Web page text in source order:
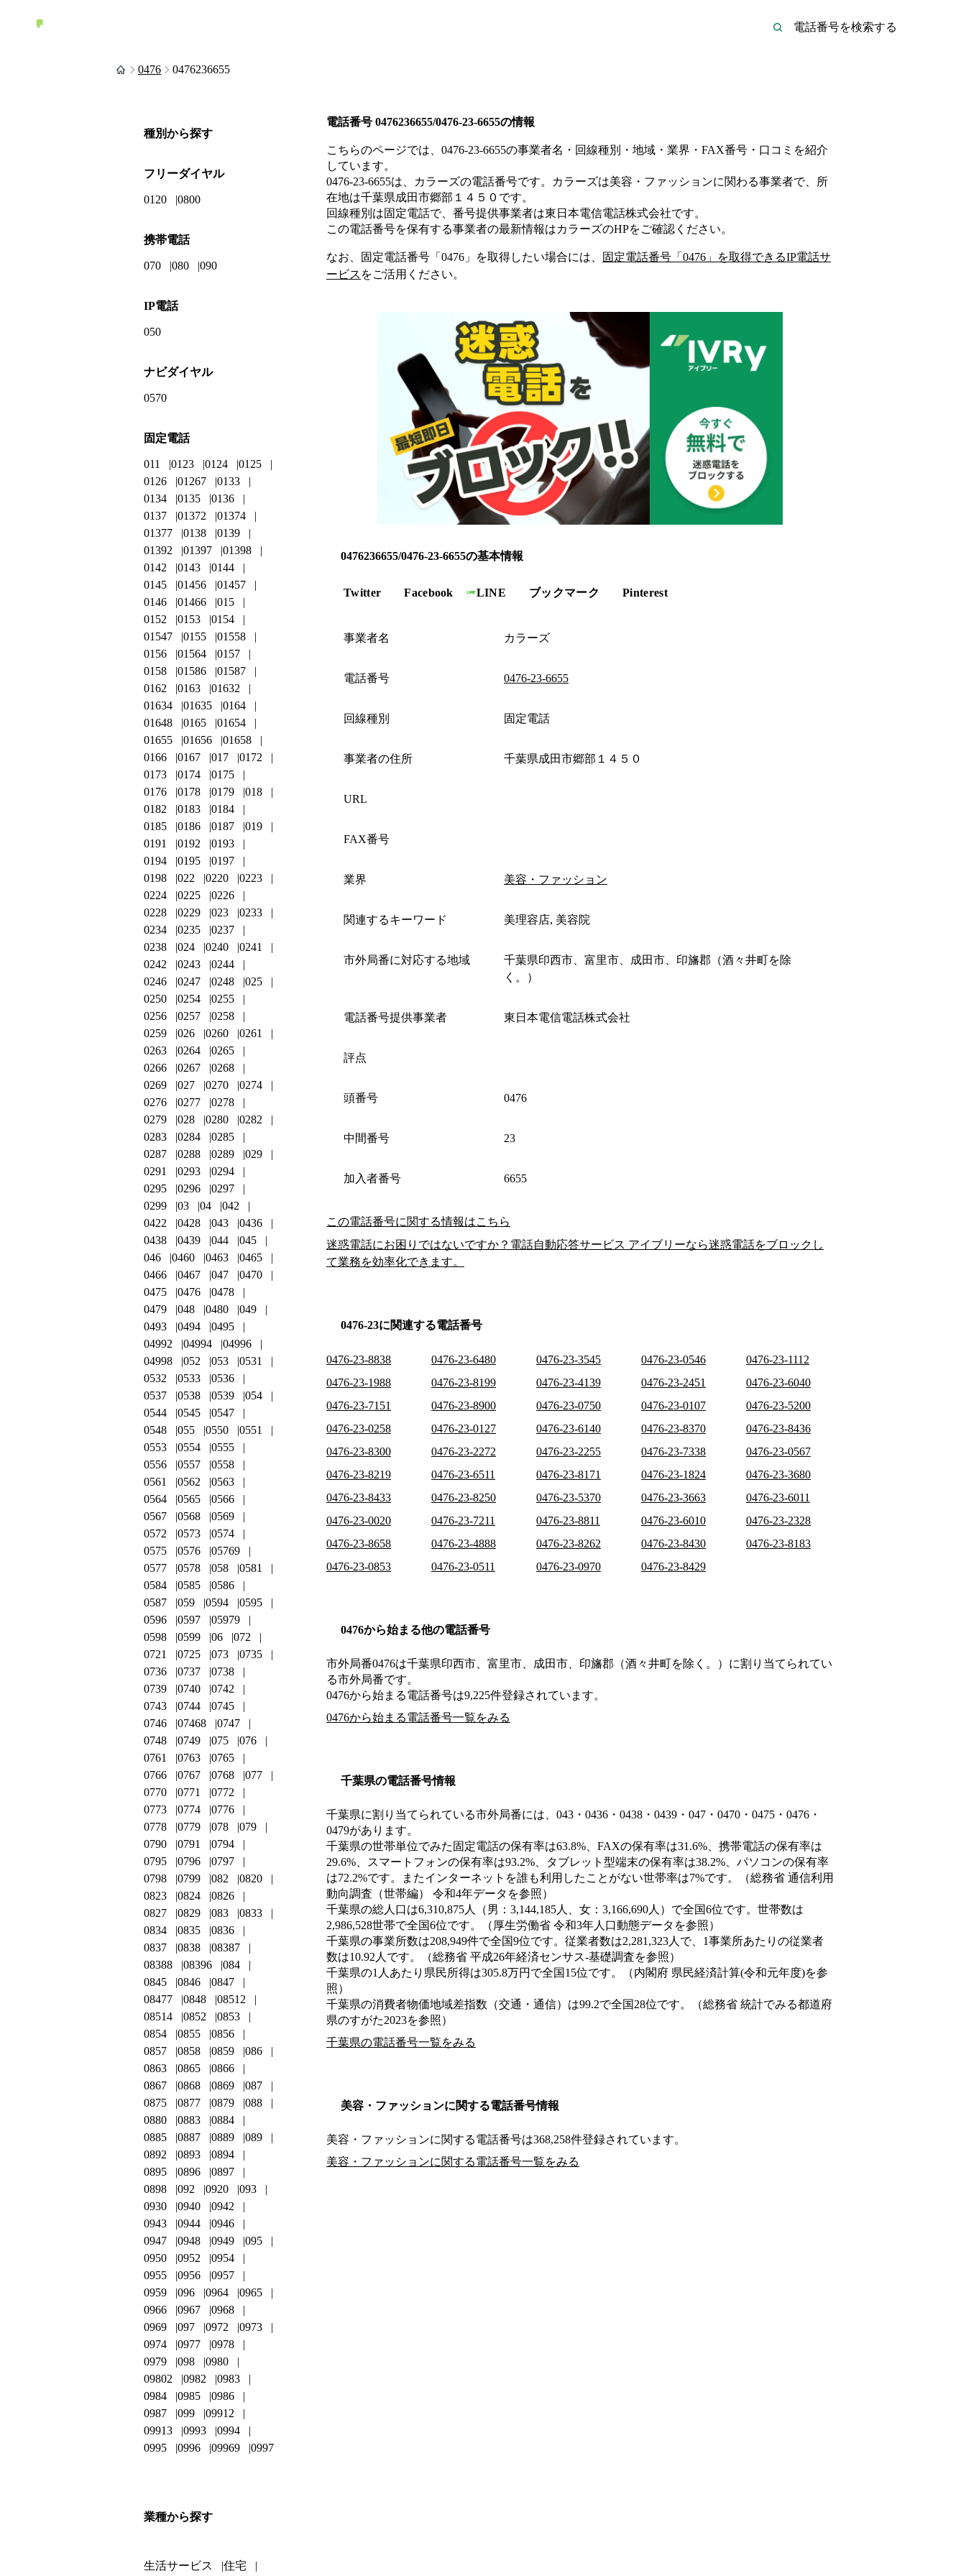
0476 0476236655
電話番号 0476236655/0476-23-6655の情報
こちらのページでは、 0476-23-6655の事業者名・回線種別・地域・業界・FAX番号・口コミを紹介
しています。
0476-23-6655は、 カラーズの電話番号です。 カラーズは美容・ファッションに関わる事業者で、所
在地は千葉県成田市郷部１４５０ です。
回線種別は固定電話で、番号提供事業者は東日本電信電話株式会社です。
この電話番号を保有する事業者の最新情報はカラーズのHPをご確認ください。
なお、固定電話番号「 0476 」を取得したい場合には、 固定電話番号「 0476 」を取得できるIP電話サ
ービス をご活用ください。
0476236655/0476-23-6655の基本情報
Twitter Facebook LINE ブックマーク Pinterest
事業者名 カラーズ
電話番号 0476-23-6655
回線種別 固定電話
事業者の住所 千葉県成田市郷部１４５０
URL
FAX番号
業界 美容・ファッション
関連するキーワード 美理容店, 美容院
市外局番に対応する地域
千葉県印西市、富里市、成田市、印旛郡（酒々井町を除
く。）
電話番号提供事業者 東日本電信電話株式会社
評点
頭番号 0476
中間番号 23
加入者番号 6655
この電話番号に関する情報はこちら
迷惑電話にお困りではないですか？電話自動応答サービス アイブリーなら迷惑電話をブロックし
て業務を効率化できます。
0476-23に関連する電話番号
0476-23-8838 0476-23-6480 0476-23-3545 0476-23-0546
0476-23-1112
0476-23-1988
0476-23-8199 0476-23-4139 0476-23-2451
0476-23-6040
0476-23-7151
0476-23-8900 0476-23-0750 0476-23-0107
0476-23-5200
0476-23-0258
0476-23-0127 0476-23-6140 0476-23-8370
0476-23-8436
0476-23-8300
0476-23-2272 0476-23-2255 0476-23-7338
0476-23-0567
0476-23-8219
0476-23-6511 0476-23-8171 0476-23-1824
0476-23-3680
0476-23-8433
0476-23-8250 0476-23-5370 0476-23-3663
0476-23-6011
0476-23-0020
0476-23-7211 0476-23-8811 0476-23-6010
0476-23-2328
0476-23-8658
0476-23-4888 0476-23-8262 0476-23-8430
0476-23-8183
0476-23-0853
0476-23-0511 0476-23-0970 0476-23-8429
0476から始まる他の電話番号
市外局番0476は千葉県印西市、富里市、成田市、印旛郡（酒々井町を除く。） に割り当てられてい
る市外局番です。
0476から始まる電話番号は9,225件登録されています。
0476から始まる電話番号一覧をみる
千葉県の電話番号情報
千葉県に割り当てられている市外局番には、043・0436・0438・0439・047・0470・0475・0476・
0479があります。
千葉県の世帯単位でみた固定電話の保有率は63.8%、FAXの保有率は31.6%、携帯電話の保有率は
29.6%、スマートフォンの保有率は93.2%、タブレット型端末の保有率は38.2%、パソコンの保有率
は72.2%です。またインターネットを誰も利用したことがない世帯率は7%です。（総務省 通信利用
動向調査（世帯編） 令和4年データを参照）
千葉県の総人口は6,310,875人（男：3,144,185人、女：3,166,690人）で全国6位です。世帯数は
2,986,528世帯で全国6位です。（厚生労働省 令和3年人口動態データを参照）
千葉県の事業所数は208,949件で全国9位です。従業者数は2,281,323人で、1事業所あたりの従業者
数は10.92人です。（総務省 平成26年経済センサス‐基礎調査を参照）
千葉県の1人あたり県民所得は305.8万円で全国15位です。（内閣府 県民経済計算(令和元年度)を参
照）
千葉県の消費者物価地域差指数（交通・通信）は99.2で全国28位です。（総務省 統計でみる都道府
県のすがた2023を参照）
千葉県の電話番号一覧をみる
美容・ファッションに関する電話番号情報
美容・ファッションに関する電話番号は368,258件登録されています。
美容・ファッションに関する電話番号一覧をみる
種別から探す
フリーダイヤル
0120 0800
携帯電話
070 080 090
IP電話
050
ナビダイヤル
0570
固定電話
011 0123 0124
0125
0126
01267
0133
0134
0135
0136
0137
01372
01374
01377
0138
0139
01392
01397
01398
0142
0143
0144
0145
01456
01457
0146
01466
015
0152
0153
0154
01547
0155
01558
0156
01564
0157
0158
01586
01587
0162
0163
01632
01634
01635
0164
01648
0165
01654
01655
01656
01658
0166
0167 017
0172
0173
0174
0175
0176
0178 0179
018
0182
0183
0184
0185
0186 0187
019
0191
0192
0193
0194
0195
0197
0198
022 0220
0223
0224
0225
0226
0228
0229 023
0233
0234
0235
0237
0238
024 0240
0241
0242
0243
0244
0246
0247 0248
025
0250
0254
0255
0256
0257
0258
0259
026 0260
0261
0263
0264
0265
0266
0267
0268
0269
027 0270
0274
0276
0277
0278
0279
028 0280
0282
0283
0284
0285
0287
0288 0289
029
0291
0293
0294
0295
0296
0297
0299
03 04
042
0422
0428 043
0436
0438
0439 044
045
046
0460 0463
0465
0466
0467 047
0470
0475
0476
0478
0479
048 0480
049
0493
0494
0495
04992
04994
04996
04998
052 053
0531
0532
0533
0536
0537
0538 0539
054
0544
0545
0547
0548
055 0550
0551
0553
0554
0555
0556
0557
0558
0561
0562
0563
0564
0565
0566
0567
0568
0569
0572
0573
0574
0575
0576
05769
0577
0578 058
0581
0584
0585
0586
0587
059 0594
0595
0596
0597
05979
0598
0599 06
072
0721
0725 073
0735
0736
0737
0738
0739
0740
0742
0743
0744
0745
0746
07468
0747
0748
0749 075
076
0761
0763
0765
0766
0767 0768
077
0770
0771
0772
0773
0774
0776
0778
0779 078
079
0790
0791
0794
0795
0796
0797
0798
0799 082
0820
0823
0824
0826
0827
0829 083
0833
0834
0835
0836
0837
0838
08387
08388
08396
084
0845
0846
0847
08477
0848
08512
08514
0852
0853
0854
0855
0856
0857
0858 0859
086
0863
0865
0866
0867
0868 0869
087
0875
0877 0879
088
0880
0883
0884
0885
0887 0889
089
0892
0893
0894
0895
0896
0897
0898
092 0920
093
0930
0940
0942
0943
0944
0946
0947
0948 0949
095
0950
0952
0954
0955
0956
0957
0959
096 0964
0965
0966
0967
0968
0969
097 0972
0973
0974
0977
0978
0979
098
0980
09802
0982
0983
0984
0985
0986
0987
099
09912
09913
0993
0994
0995
0996 09969 0997
業種から探す
生活サービス 住宅